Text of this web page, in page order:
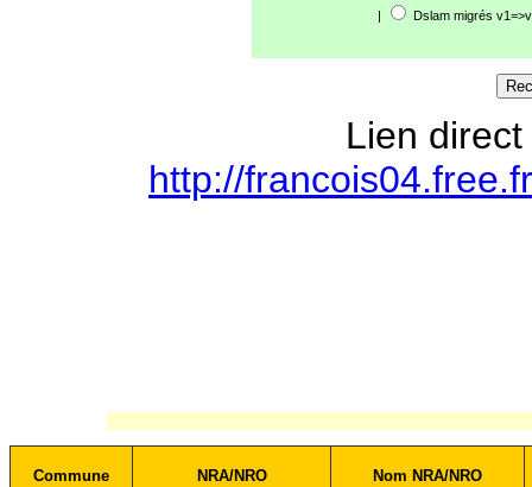
| Dslam migrés
Lien
http://
Commune NRA/NRO Nom NRA/NRO